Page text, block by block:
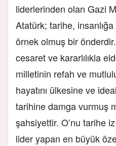
liderlerinden olan Gazi
Atatürk; tarihe,
örnek olmuş bir
cesaret ve kararlılıkla
milletinin refah ve
hayatını ülkesine ve
tarihine damga vurmuş
şahsiyettir. O’nu tarihe
lider yapan en büyük